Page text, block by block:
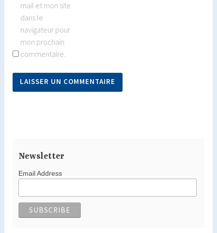
mail et mon site
dans le
navigateur pour
mon prochain
commentaire.
Newsletter
Email Address